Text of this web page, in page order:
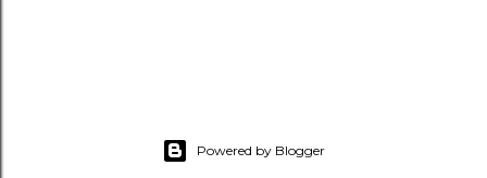
Powered by Blogger